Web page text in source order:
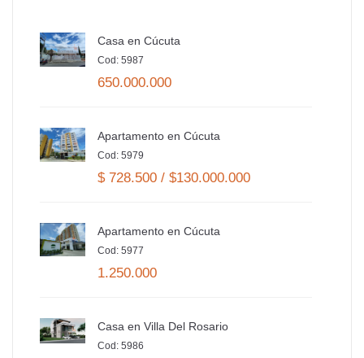
Casa en Cúcuta
Cod: 5987
650.000.000
Apartamento en Cúcuta
Cod: 5979
$ 728.500 / $130.000.000
Apartamento en Cúcuta
Cod: 5977
1.250.000
Casa en Villa Del Rosario
Cod: 5986